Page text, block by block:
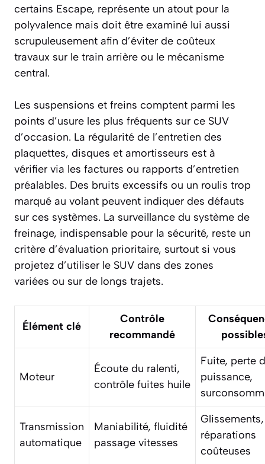
certains Escape, représente un atout pour la
polyvalence mais doit être examiné lui aussi
scrupuleusement afin d’éviter de coûteux
travaux sur le train arrière ou le mécanisme
central.
Les suspensions et freins comptent parmi les
points d’usure les plus fréquents sur ce SUV
d’occasion. La régularité de l’entretien des
plaquettes, disques et amortisseurs est à
vérifier via les factures ou rapports d’entretien
préalables. Des bruits excessifs ou un roulis trop
marqué au volant peuvent indiquer des défauts
sur ces systèmes. La surveillance du système de
freinage, indispensable pour la sécurité, reste un
critère d’évaluation prioritaire, surtout si vous
projetez d’utiliser le SUV dans des zones
variées ou sur de longs trajets.
Élément clé
Contrôle
recommandé
Moteur
Écoute du ralenti,
contrôle fuites huile
Fuite, perte
puissance,
Transmission
automatique
Maniabilité, fluidité
passage vitesses
Glissements,
réparations
coûteuses